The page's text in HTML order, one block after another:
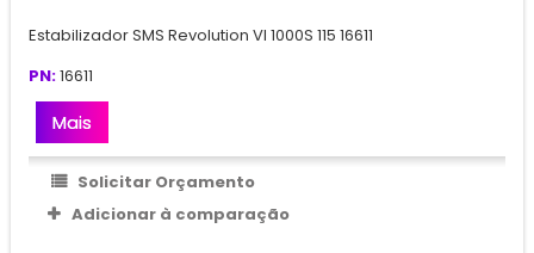
Estabilizador SMS Revolution VI 1000S 115 16611
PN:16611
Mais
Solicitar Orçamento
Adicionar à comparação